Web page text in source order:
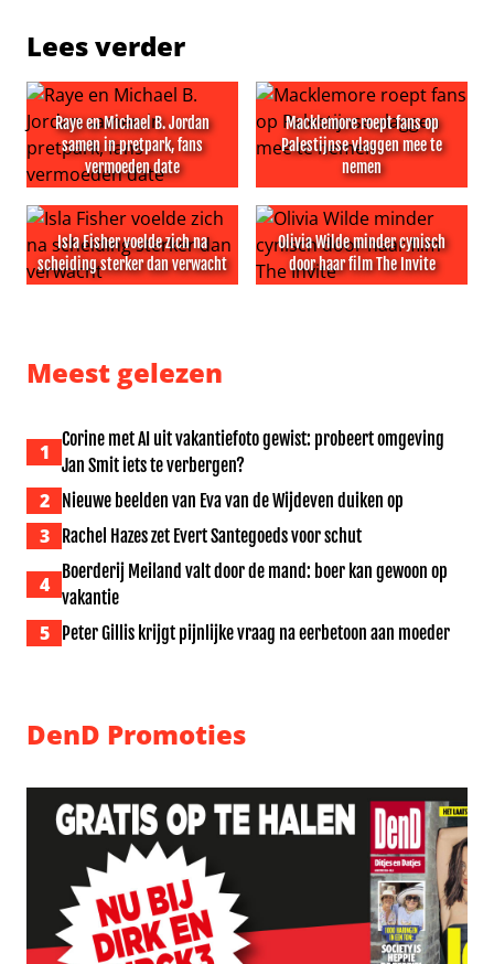
Lees verder
Raye en Michael B. Jordan
samen in pretpark, fans
vermoeden date
Raye en Michael B. Jordan samen in pretpark, fans
Macklemore roept fans op
Palestijnse vlaggen mee te
nemen
Macklemore roept fans op
Isla Fisher voelde zich na
scheiding sterker dan verwacht
Olivia Wilde minder cynisch
door haar film The Invite
Meest gelezen
1
Corine met AI uit vakantiefoto gewist: probeert omgeving
Jan Smit iets te verbergen?
2 Nieuwe beelden van Eva van de Wijdeven duiken op
3 Rachel Hazes zet Evert Santegoeds voor schut
4
Boerderij Meiland valt door de mand: boer kan gewoon op
vakantie
5 Peter Gillis krijgt pijnlijke vraag na eerbetoon aan moeder
DenD Promoties